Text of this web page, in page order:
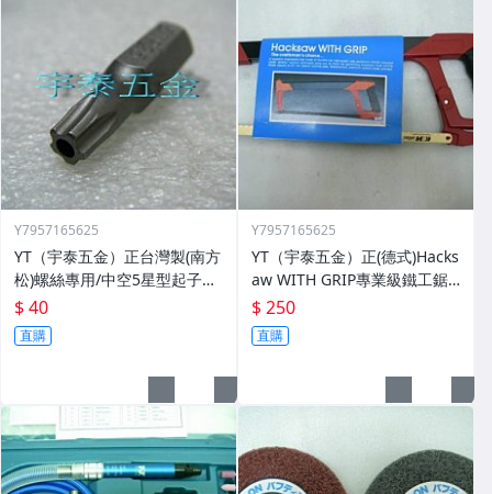
Y7957165625
YT（宇泰五金）正台灣製(南方
松)螺絲專用/中空5星型起子頭/
六角柄中空5星型起子頭/特價
中
$ 40
直購
Y7957165625
YT（宇泰五金）正(德式)Hacks
aw WITH GRIP專業級鐵工鋸
弓+德國原裝進口鋸片/品質保
證/清倉大特賣
$ 250
直購